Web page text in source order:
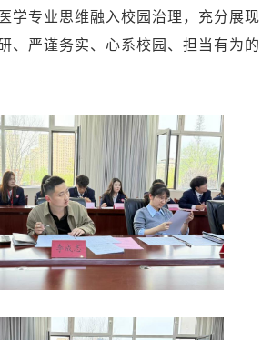
学专业思维融入校园治理，充分展现
、严谨务实、心系校园、担当有为的